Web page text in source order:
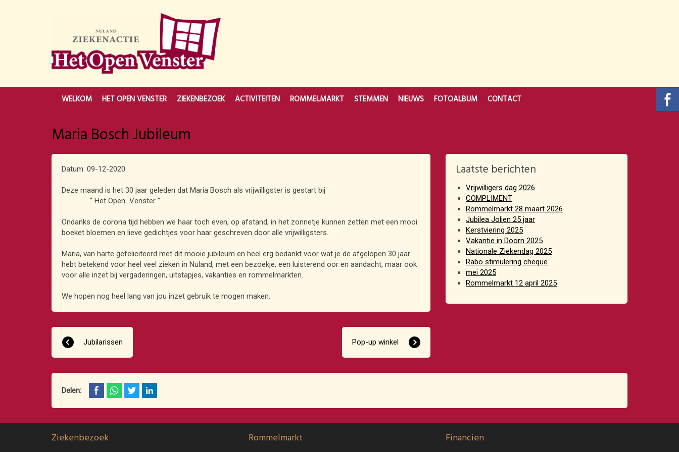
WELKOM HET OPEN VENSTER ZIEKENBEZOEK ACTIVITEITEN ROMMELMARKT STEMMEN NIEUWS FOTOALBUM CONTACT
Maria Bosch Jubileum
Datum: 09-12-2020
Deze maand is het 30 jaar geleden dat Maria Bosch als vrijwilligster is gestart bij
“ Het Open Venster ”
Ondanks de corona tijd hebben we haar toch even, op afstand, in het zonnetje kunnen zetten met een mooi
boeket bloemen en lieve gedichtjes voor haar geschreven door alle vrijwilligsters.
Maria, van harte gefeliciteerd met dit mooie jubileum en heel erg bedankt voor wat je de afgelopen 30 jaar
hebt betekend voor heel veel zieken in Nuland, met een bezoekje, een luisterend oor en aandacht, maar ook
voor alle inzet bij vergaderingen, uitstapjes, vakanties en rommelmarkten.
We hopen nog heel lang van jou inzet gebruik te mogen maken.
Jubilarissen Pop-up winkel
Laatste berichten
Vrijwilligers dag 2026
COMPLIMENT
Rommelmarkt 28 maart 2026
Jubilea Jolien 25 jaar
Kerstviering 2025
Vakantie in Doorn 2025
Nationale Ziekendag 2025
Rabo stimulering cheque
mei 2025
Rommelmarkt 12 april 2025
Delen:
Ziekenbezoek Rommelmarkt Financien